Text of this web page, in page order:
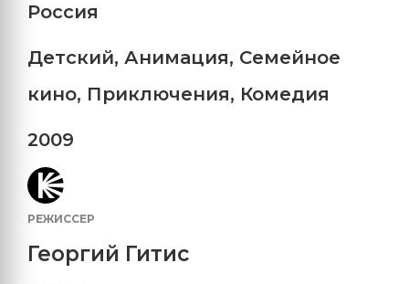
Россия
Детский, Анимация, Семейное
кино, Приключения, Комедия
2009
РЕЖИССЕР
Георгий Гитис